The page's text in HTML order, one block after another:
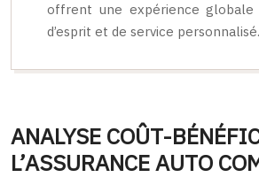
offrent une expérience globale
d’esprit et de service personnalisé.
ANALYSE COÛT-
L’ASSURANCE AUTO